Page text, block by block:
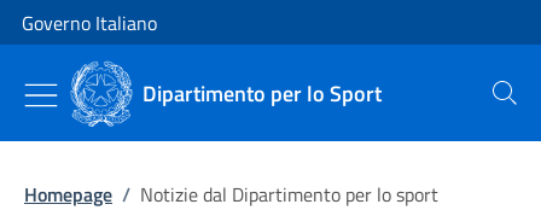
Vai al contenuto
Vai alla navigazione del sito
Governo Italiano
Dipartimento per lo Sport Cerca
Homepage / Notizie dal Dipartimento per lo sport